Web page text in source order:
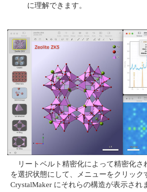
に理解できます。
リートベルト精密化によって精密化さ
を選択状態にして、メニューをクリック
CrystalMaker にそれらの構造が表示され